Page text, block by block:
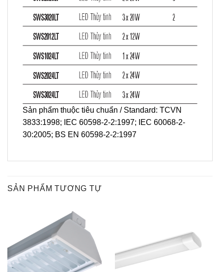
Sản phẩm thuộc tiêu chuẩn / Standard: TCVN
3833:1998; IEC 60598-2-2:1997; IEC 60068-2-
30:2005; BS EN 60598-2-2:1997
SẢN PHẨM TƯƠNG TỰ